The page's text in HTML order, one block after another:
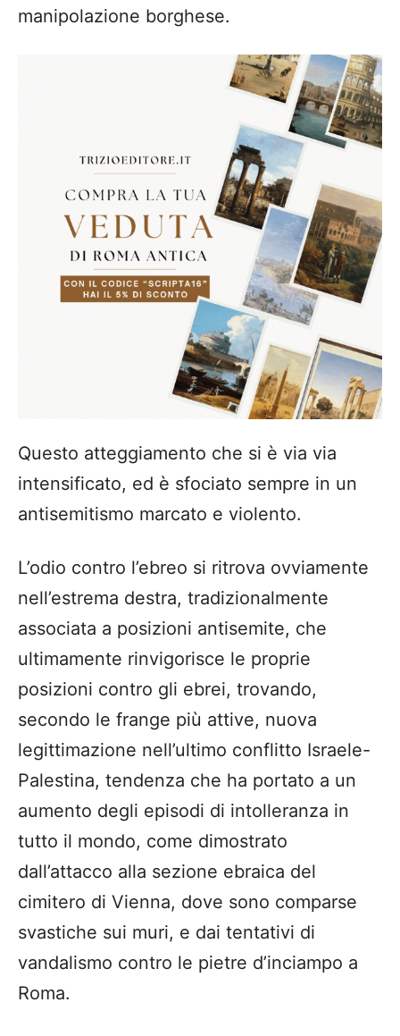
manipolazione borghese.
Questo atteggiamento che si è via via
intensificato, ed è sfociato sempre in un
antisemitismo marcato e violento.
L’odio contro l’ebreo si ritrova ovviamente
nell’estrema destra, tradizionalmente
associata a posizioni antisemite, che
ultimamente rinvigorisce le proprie
posizioni contro gli ebrei, trovando,
secondo le frange più attive, nuova
legittimazione nell’ultimo conflitto Israele-
Palestina, tendenza che ha portato a un
aumento degli episodi di intolleranza in
tutto il mondo, come dimostrato
dall’attacco alla sezione ebraica del
cimitero di Vienna, dove sono comparse
svastiche sui muri, e dai tentativi di
vandalismo contro le pietre d’inciampo a
Roma.